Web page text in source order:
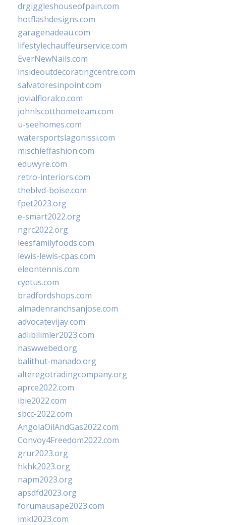
drgiggleshouseofpain.com
hotflashdesigns.com
garagenadeau.com
lifestylechauffeurservice.com
EverNewNails.com
insideoutdecoratingcentre.com
salvatoresinpoint.com
jovialfloralco.com
johnlscotthometeam.com
u-seehomes.com
watersportslagonissi.com
mischieffashion.com
eduwyre.com
retro-interiors.com
theblvd-boise.com
fpet2023.org
e-smart2022.org
ngrc2022.org
leesfamilyfoods.com
lewis-lewis-cpas.com
eleontennis.com
cyetus.com
bradfordshops.com
almadenranchsanjose.com
advocatevijay.com
adlibilimler2023.com
naswwebed.org
balithut-manado.org
alteregotradingcompany.org
aprce2022.com
ibie2022.com
sbcc-2022.com
AngolaOilAndGas2022.com
Convoy4Freedom2022.com
grur2023.org
hkhk2023.org
napm2023.org
apsdfd2023.org
forumausape2023.com
imkl2023.com